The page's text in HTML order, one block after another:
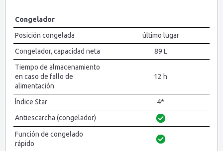
Congelador
Posición congelada
último lugar
Congelador, capacidad neta
89 L
Tiempo de almacenamiento
en caso de fallo de
alimentación
12 h
Índice Star
4*
Antiescarcha (congelador)
Función de congelado
rápido